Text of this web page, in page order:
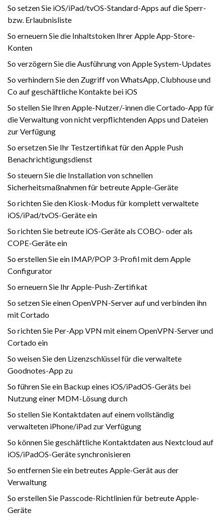
So setzen Sie iOS/iPad/tvOS-Standard-Apps auf die Sperr-
bzw. Erlaubnisliste
So erneuern Sie die Inhaltstoken Ihrer Apple App-Store-
Konten
So verzögern Sie die Ausführung von Apple System-Updates
So verhindern Sie den Zugriff von WhatsApp, Clubhouse und
Co auf geschäftliche Kontakte bei iOS
So stellen Sie Ihren Apple-Nutzer/-innen die Cortado-App für
die Verwaltung von nicht verpflichtenden Apps und Dateien
zur Verfügung
So ersetzen Sie Ihr Testzertifikat für den Apple Push
Benachrichtigungsdienst
So steuern Sie die Installation von schnellen
Sicherheitsmaßnahmen für betreute Apple-Geräte
So richten Sie den Kiosk-Modus für komplett verwaltete
iOS/iPad/tvOS-Geräte ein
So richten Sie betreute iOS-Geräte als COBO- oder als
COPE-Geräte ein
So erstellen Sie ein IMAP/POP 3-Profil mit dem Apple
Configurator
So erneuern Sie Ihr Apple-Push-Zertifikat
So setzen Sie einen OpenVPN-Server auf und verbinden ihn
mit Cortado
So richten Sie Per-App VPN mit einem OpenVPN-Server und
Cortado ein
So weisen Sie den Lizenzschlüssel für die verwaltete
Goodnotes-App zu
So führen Sie ein Backup eines iOS/iPadOS-Geräts bei
Nutzung einer MDM-Lösung durch
So stellen Sie Kontaktdaten auf einem vollständig
verwalteten iPhone/iPad zur Verfügung
So können Sie geschäftliche Kontaktdaten aus Nextcloud auf
iOS/iPadOS-Geräte synchronisieren
So entfernen Sie ein betreutes Apple-Gerät aus der
Verwaltung
So erstellen Sie Passcode-Richtlinien für betreute Apple-
Geräte